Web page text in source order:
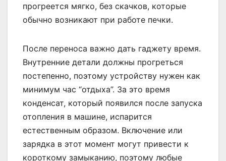
прогреется мягко, без скачков, которые
обычно возникают при работе печки.
После переноса важно дать гаджету время.
Внутренние детали должны прогреться
постепенно, поэтому устройству нужен как
минимум час “отдыха”. За это время
конденсат, который появился после запуска
отопления в машине, испарится
естественным образом. Включение или
зарядка в этот момент могут привести к
короткому замыканию, поэтому любые